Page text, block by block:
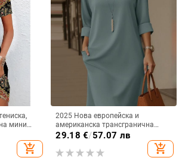
мини
и V-
add_shopping_cart
2025 Нова европейска и
американска трансгранична
елегантна рокля с кръгло
едноцветна, със страничен джоб
29.18 €/57.07 лв
add_shopping_cart